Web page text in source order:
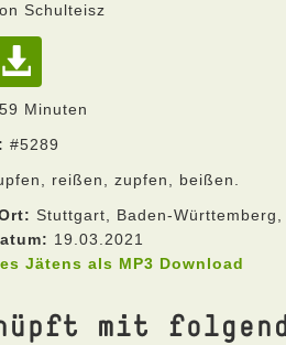
Schulteisz
Minuten
#5289
reißen, zupfen, beißen.
Stuttgart, Baden-Württemberg,
19.03.2021
Jätens als MP3 Download
mit